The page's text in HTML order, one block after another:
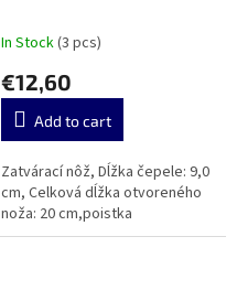
In Stock(3 pcs)
€12,60
Add to cart
Zatvárací nôž, Dĺžka čepele: 9,0
cm, Celková dĺžka otvoreného
noža: 20 cm,poistka